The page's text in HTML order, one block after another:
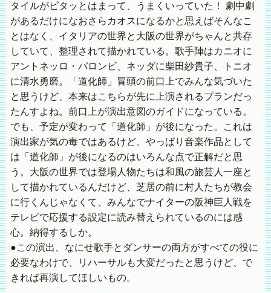
タイルがピタッとはまって、うまくいっていた！ 劇中劇
があるだけになおさらカオスになるかと思えばそんなこ
とはなく、イタリアの世界と大阪の世界がちゃんと共存
していて、整理されて描かれている。歌手陣はカニオに
アントネッロ・パロンビ、ネッダに柴田紗貴子、トニオ
に清水勇磨。「道化師」冒頭の前口上でみんな気づいた
と思うけど、本来はこちらが先に上演されるプランだっ
たんすよね。前口上が演出意図のガイドになっている。
でも、予定が変わって「道化師」が後になった。これは
演出家が気の毒ではあるけど、やっぱり音楽作品として
は「道化師」が後になるのはいろんな点で正解だと思
う。大阪の世界では登場人物たちは和風の旅芸人一座と
して描かれているんだけど、芝居の前に村人たちが教会
に行くんじゃなくて、みんなでナイターの阪神巨人戦を
テレビで応援する設定に読み替えられているのには感
心。納得するしか。
●この演出、なにせ歌手とダンサーの両方がすべての役に
必要なわけで、リハーサルも大変だったと思うけど、で
きれば再演してほしいもの。